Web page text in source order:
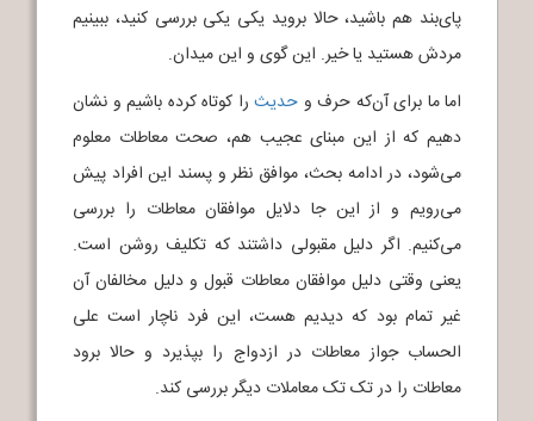
پای‌بند هم باشید، حالا بروید یکی یکی بررسی کنید، ببینیم
مردش هستید یا خیر. این گوی و این میدان.
اما ما برای آن‌که حرف و حدیث را کوتاه کرده باشیم و نشان
دهیم که از این مبنای عجیب هم، صحت معاطات معلوم
می‌شود، در ادامه بحث، موافق نظر و پسند این افراد پیش
می‌رویم و از این جا دلایل موافقان معاطات را بررسی
می‌کنیم. اگر دلیل مقبولی داشتند که تکلیف روشن است.
یعنی وقتی دلیل موافقان معاطات قبول و دلیل مخالفان آن
غیر تمام بود که دیدیم هست، این فرد ناچار است علی
الحساب جواز معاطات در ازدواج را بپذیرد و حالا برود
معاطات را در تک تک معاملات دیگر بررسی کند.